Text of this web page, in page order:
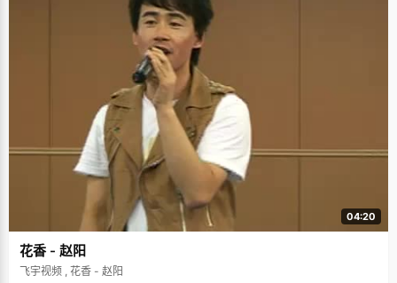
04:20
花香 - 赵阳
飞宇视频 , 花香 - 赵阳